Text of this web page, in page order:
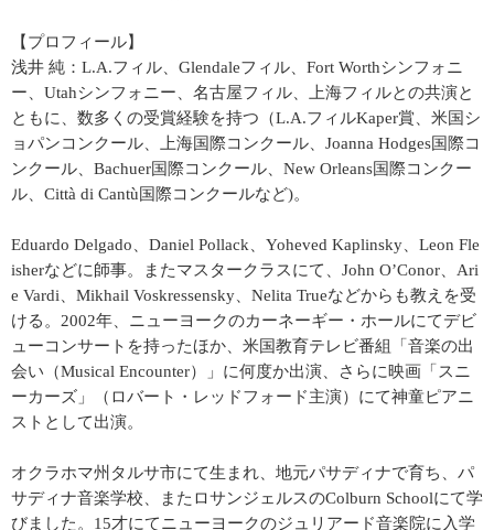
【プロフィール】
浅井 純：L.A.フィル、Glendaleフィル、Fort Worthシンフォニ
ー、Utahシンフォニー、名古屋フィル、上海フィルとの共演と
ともに、数多くの受賞経験を持つ（L.A.フィルKaper賞、米国シ
ョパンコンクール、上海国際コンクール、Joanna Hodges国際コ
ンクール、Bachuer国際コンクール、New Orleans国際コンクー
ル、Città di Cantù国際コンクールなど)。
Eduardo Delgado、Daniel Pollack、Yoheved Kaplinsky、Leon Fle
isherなどに師事。またマスタークラスにて、John O’Conor、Ari
e Vardi、Mikhail Voskressensky、Nelita Trueなどからも教えを受
ける。2002年、ニューヨークのカーネーギー・ホールにてデビ
ューコンサートを持ったほか、米国教育テレビ番組「音楽の出
会い（Musical Encounter）」に何度か出演、さらに映画「スニ
ーカーズ」（ロバート・レッドフォード主演）にて神童ピアニ
ストとして出演。
オクラホマ州タルサ市にて生まれ、地元パサディナで育ち、パ
サディナ音楽学校、またロサンジェルスのColburn Schoolにて学
びました。15才にてニューヨークのジュリアード音楽院に入学